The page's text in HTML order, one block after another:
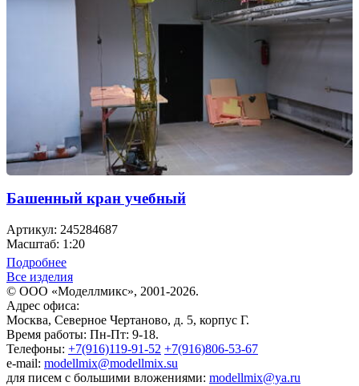
Башенный кран учебный
Артикул: 245284687
Масштаб: 1:20
Подробнее
Все изделия
© ООО «Моделлмикс», 2001-2026.
Адрес офиса:
Москва, Северное Чертаново, д. 5, корпус Г.
Время работы: Пн-Пт: 9-18.
Телефоны: +7(916)119-91-52 +7(916)806-53-67
e-mail: modellmix@modellmix.su
для писем с большими вложениями: modellmix@ya.ru